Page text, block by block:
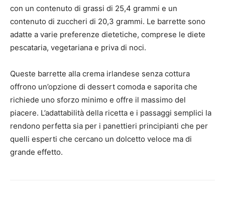
con un contenuto di grassi di 25,4 grammi e un
contenuto di zuccheri di 20,3 grammi. Le barrette sono
adatte a varie preferenze dietetiche, comprese le diete
pescataria, vegetariana e priva di noci.
Queste barrette alla crema irlandese senza cottura
offrono un’opzione di dessert comoda e saporita che
richiede uno sforzo minimo e offre il massimo del
piacere. L’adattabilità della ricetta e i passaggi semplici la
rendono perfetta sia per i panettieri principianti che per
quelli esperti che cercano un dolcetto veloce ma di
grande effetto.